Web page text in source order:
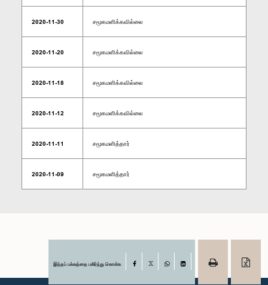
2020-11-30 சமூகமளிக்கவில்லை
2020-11-20 சமூகமளிக்கவில்லை
2020-11-18 சமூகமளிக்கவில்லை
2020-11-12 சமூகமளிக்கவில்லை
2020-11-11 சமூகமளித்தார்
2020-11-09 சமூகமளித்தார்
இந்தப் பக்கத்தை பகிர்ந்து கொள்க Facebook